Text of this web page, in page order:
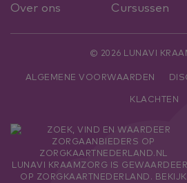
Over ons
Cursussen
© 2026 LUNAVI
ALGEMENE VOORWAARDEN
KLACHTEN
LUNAVI KRAAMZORG IS
OP ZORGKAARTNEDERLAND. BEKIJK